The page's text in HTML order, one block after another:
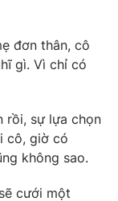
Quốc Thắng,
932
đơn thân, cô
gì. Vì chỉ có
rồi, sự lựa chọn
cô, giờ có
không sao.
cưới một